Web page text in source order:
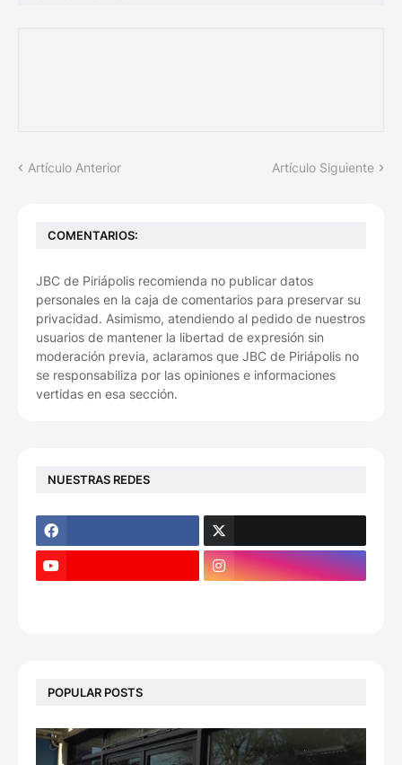
Artículo Anterior Artículo Siguiente
COMENTARIOS:
JBC de Piriápolis recomienda no publicar datos
personales en la caja de comentarios para preservar su
privacidad. Asimismo, atendiendo al pedido de nuestros
usuarios de mantener la libertad de expresión sin
moderación previa, aclaramos que JBC de Piriápolis no
se responsabiliza por las opiniones e informaciones
vertidas en esa sección.
NUESTRAS REDES
POPULAR POSTS